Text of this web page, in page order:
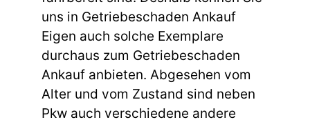
uns in Getriebeschaden Ankauf
Eigen auch solche Exemplare
durchaus zum Getriebeschaden
Ankauf anbieten. Abgesehen vom
Alter und vom Zustand sind neben
Pkw auch verschiedene andere